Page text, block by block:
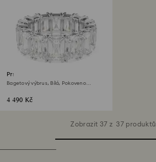
Prsten Matrix Vittore
Bagetový výbrus, Bílá, Pokoveno
4 490 Kč
Zobrazit 37 z 37 produktů